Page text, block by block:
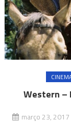
Western –
março 23, 2017